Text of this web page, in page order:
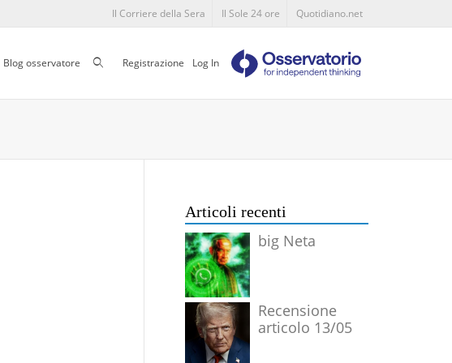
Il Corriere della Sera Il Sole 24 ore Quotidiano.net
Blog osservatore CercaRegistrazione Log In
Articoli recenti
big Neta
Recensione
articolo 13/05